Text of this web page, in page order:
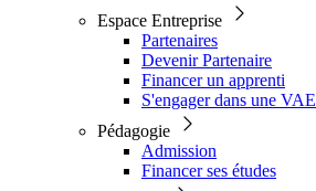
Espace Entreprise
Partenaires
Devenir Partenaire
Financer un apprenti
S'engager dans une VAE
Pédagogie
Admission
Financer ses études